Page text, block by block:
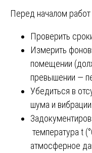
Перед началом работ
Проверить
Измерить
помещении
превышении —
Убедиться в
шума и вибрации.
температура t
атмосферное